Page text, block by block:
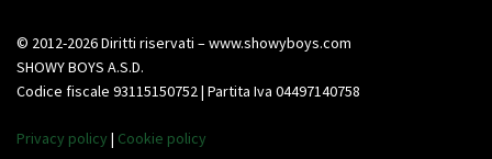
© 2012-2026 Diritti riservati – www.showyboys.com
SHOWY BOYS A.S.D.
Codice fiscale 93115150752 | Partita Iva 04497140758
Privacy policy | Cookie policy